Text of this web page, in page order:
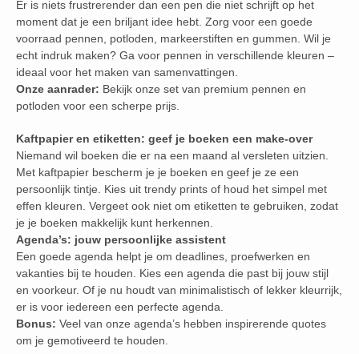
Er is niets frustrerender dan een pen die niet schrijft op het
moment dat je een briljant idee hebt. Zorg voor een goede
voorraad pennen, potloden, markeerstiften en gummen. Wil je
echt indruk maken? Ga voor pennen in verschillende kleuren –
ideaal voor het maken van samenvattingen.
Onze aanrader: Bekijk onze set van premium pennen en
potloden voor een scherpe prijs.
Kaftpapier en etiketten: geef je boeken een make-over
Niemand wil boeken die er na een maand al versleten uitzien.
Met kaftpapier bescherm je je boeken en geef je ze een
persoonlijk tintje. Kies uit trendy prints of houd het simpel met
effen kleuren. Vergeet ook niet om etiketten te gebruiken, zodat
je je boeken makkelijk kunt herkennen.
Agenda’s: jouw persoonlijke assistent
Een goede agenda helpt je om deadlines, proefwerken en
vakanties bij te houden. Kies een agenda die past bij jouw stijl
en voorkeur. Of je nu houdt van minimalistisch of lekker kleurrijk,
er is voor iedereen een perfecte agenda.
Bonus: Veel van onze agenda’s hebben inspirerende quotes
om je gemotiveerd te houden.